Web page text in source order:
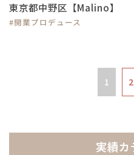
東京都中野区【Malino】
#開業プロデュース
1 2
実績カ